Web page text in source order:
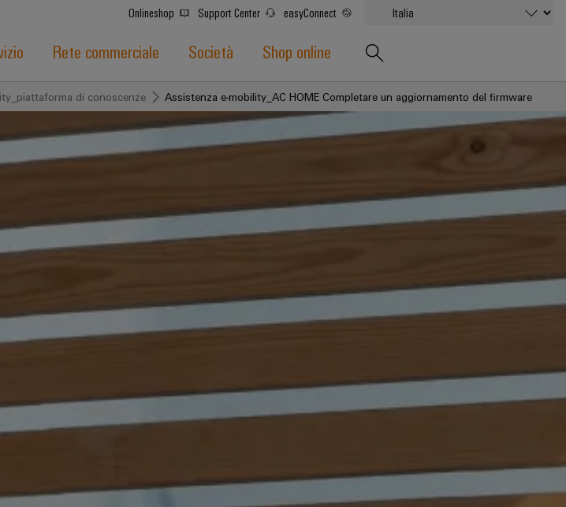
Onlineshop Support Center easyConnect
Rete commerciale Società Shop online
di conoscenze Assistenza e-mobility_AC HOME Completare un aggiornamento del firmware